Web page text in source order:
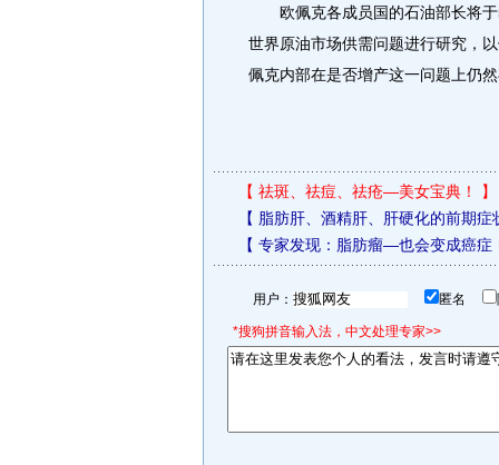
欧佩克各成员国的石油部长将于
世界原油市场供需问题进行研究，
佩克内部在是否增产这一问题上仍然
【 祛斑、祛痘、祛疮—美女宝典！ 】
【 脂肪肝、酒精肝、肝硬化的前期症
【 专家发现：脂肪瘤—也会变成癌症
用户： 匿名
*搜狗拼音输入法，中文处理专家>>